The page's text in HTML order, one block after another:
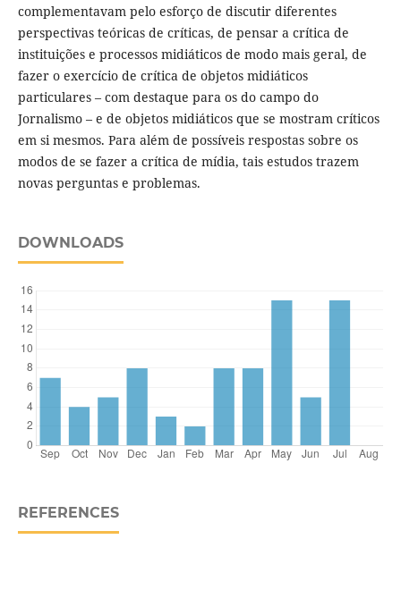
complementavam pelo esforço de discutir diferentes
perspectivas teóricas de críticas, de pensar a crítica de
instituições e processos midiáticos de modo mais geral, de
fazer o exercício de crítica de objetos midiáticos
particulares – com destaque para os do campo do
Jornalismo – e de objetos midiáticos que se mostram críticos
em si mesmos. Para além de possíveis respostas sobre os
modos de se fazer a crítica de mídia, tais estudos trazem
novas perguntas e problemas.
DOWNLOADS
REFERENCES